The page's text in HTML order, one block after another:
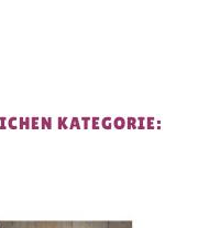
KATEGORIE: